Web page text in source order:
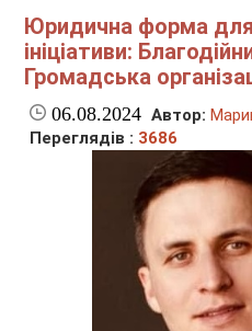
Юридична форма для
ініціативи:
Громадська
06.08.2024 Автор:
Переглядів : 3686